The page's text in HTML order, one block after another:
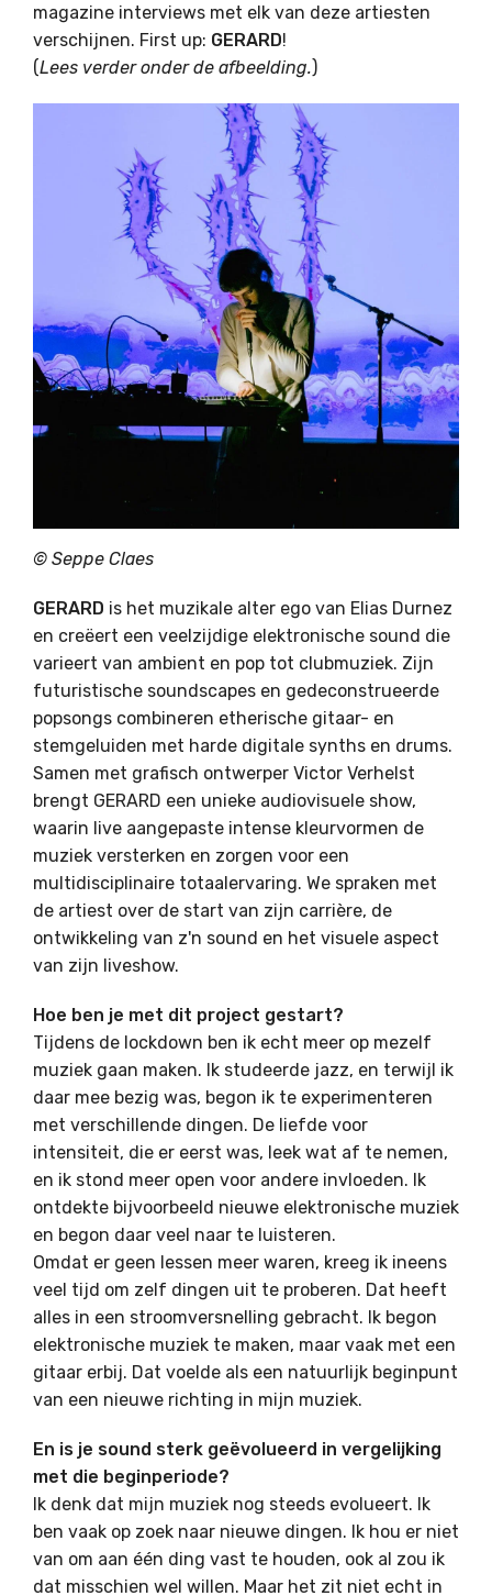
magazine interviews met elk van deze artiesten
verschijnen. First up: GERARD!
(Lees verder onder de afbeelding.)
© Seppe Claes
GERARD is het muzikale alter ego van Elias Durnez
en creëert een veelzijdige elektronische sound die
varieert van ambient en pop tot clubmuziek. Zijn
futuristische soundscapes en gedeconstrueerde
popsongs combineren etherische gitaar- en
stemgeluiden met harde digitale synths en drums.
Samen met grafisch ontwerper Victor Verhelst
brengt GERARD een unieke audiovisuele show,
waarin live aangepaste intense kleurvormen de
muziek versterken en zorgen voor een
multidisciplinaire totaalervaring. We spraken met
de artiest over de start van zijn carrière, de
ontwikkeling van z'n sound en het visuele aspect
van zijn liveshow.
Hoe ben je met dit project gestart?
Tijdens de lockdown ben ik echt meer op mezelf
muziek gaan maken. Ik studeerde jazz, en terwijl ik
daar mee bezig was, begon ik te experimenteren
met verschillende dingen. De liefde voor
intensiteit, die er eerst was, leek wat af te nemen,
en ik stond meer open voor andere invloeden. Ik
ontdekte bijvoorbeeld nieuwe elektronische muziek
en begon daar veel naar te luisteren.
Omdat er geen lessen meer waren, kreeg ik ineens
veel tijd om zelf dingen uit te proberen. Dat heeft
alles in een stroomversnelling gebracht. Ik begon
elektronische muziek te maken, maar vaak met een
gitaar erbij. Dat voelde als een natuurlijk beginpunt
van een nieuwe richting in mijn muziek.
En is je sound sterk geëvolueerd in vergelijking
met die beginperiode?
Ik denk dat mijn muziek nog steeds evolueert. Ik
ben vaak op zoek naar nieuwe dingen. Ik hou er niet
van om aan één ding vast te houden, ook al zou ik
dat misschien wel willen. Maar het zit niet echt in